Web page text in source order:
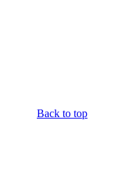
Back to top